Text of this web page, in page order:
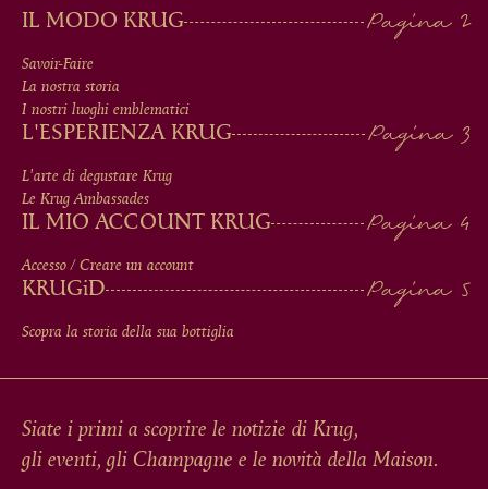
MAIN
MEN
IN
FOOTER
IL MODO KRUG
Savoir-Faire
La nostra storia
I nostri luoghi emblematici
L'ESPERIENZA KRUG
L'arte di degustare Krug
Le Krug Ambassades
IL MIO ACCOUNT KRUG
Accesso / Creare un account
KRUGiD
Scopra la storia della sua bottiglia
Siate i primi a scoprire le notizie di Krug,
gli eventi, gli Champagne e le novità della Maison.